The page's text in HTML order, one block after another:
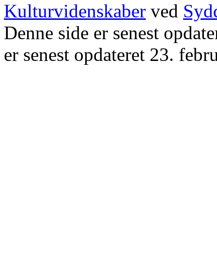
Kulturvidenskaber ved
Denne side er senest
er senest opdateret 23.